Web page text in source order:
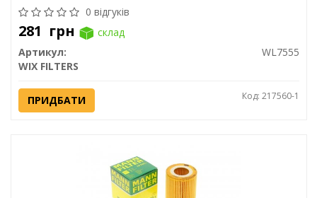
0 відгуків
281 грн
склад
Артикул:
WL7555
WIX FILTERS
ПРИДБАТИ Код: 217560-1